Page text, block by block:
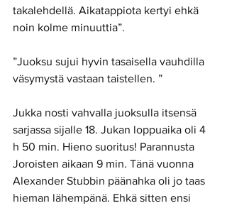
takalehdellä. Aikatappiota kertyi ehkä
noin kolme minuuttia”.
”Juoksu sujui hyvin tasaisella vauhdilla
väsymystä vastaan taistellen. ”
Jukka nosti vahvalla juoksulla itsensä
sarjassa sijalle 18. Jukan loppuaika oli 4
h 50 min. Hieno suoritus! Parannusta
Joroisten aikaan 9 min. Tänä vuonna
Alexander Stubbin päänahka oli jo taas
hieman lähempänä. Ehkä sitten ensi